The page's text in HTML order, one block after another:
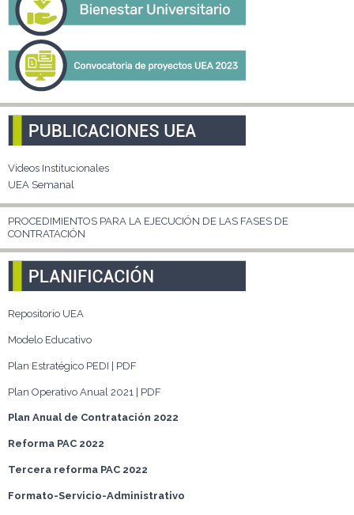
Videos Institucionales
UEA Semanal
PROCEDIMIENTOS PARA LA EJECUCIÓN DE LAS FASES DE
CONTRATACIÓN
Repositorio UEA
Modelo Educativo
Plan Estratégico PEDI | PDF
Plan Operativo Anual 2021 | PDF
Plan Anual de Contratación 2022
Reforma PAC 2022
Tercera reforma PAC 2022
Formato-Servicio-Administrativo